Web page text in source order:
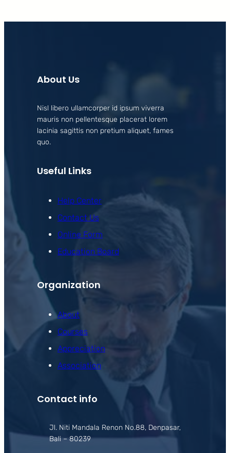
About Us
Nisl libero ullamcorper id ipsum viverra
mauris non pellentesque placerat lorem
lacinia sagittis non pretium aliquet, fames
quo.
Useful Links
Help Center
Contact Us
Online Form
Education Board
Organization
About
Courses
Appreciation
Association
Contact info
Jl. Niti Mandala Renon No.88, Denpasar,
Bali – 80239